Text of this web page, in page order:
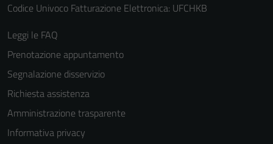
Codice Univoco Fatturazione Elettronica: UFCHKB
Leggi le FAQ
Prenotazione appuntamento
Segnalazione disservizio
Richiesta assistenza
Amministrazione trasparente
Informativa privacy